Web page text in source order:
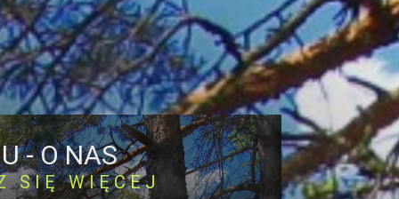
×
-O NAS
SIĘ WIĘCEJ